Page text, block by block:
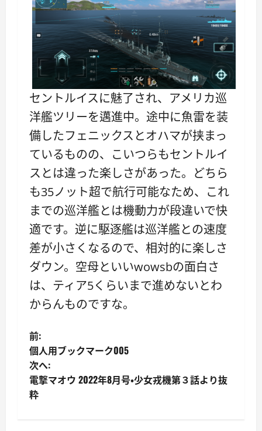
セントルイスに魅了され、アメリカ巡
洋艦ツリーを邁進中。途中に魚雷を装
備したフェニックスとオハマが挟まっ
ているものの、こいつらもセントルイ
スとは違った楽しさがあった。どちら
も35ノット超で航行可能なため、これ
までの巡洋艦とは機動力が段違いで快
適です。逆に駆逐艦は巡洋艦との速度
差が小さくなるので、相対的に楽しさ
ダウン。空母といいwowsbの面白さ
は、ティア5くらいまで進めないとわ
からんものですな。
投
稿
ナ
前:
個人用ブックマーク005
次へ:
電撃マオウ 2022年8月号・少女戎機第３話より抜
粋